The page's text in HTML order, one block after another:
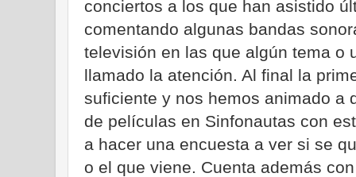
conciertos a los que han asistido
comentando algunas bandas
televisión en las que algún tema o
llamado la atención. Al final la
suficiente y nos hemos animado a
de películas en Sinfonautas con
a hacer una encuesta a ver si se
o el que viene. Cuenta además